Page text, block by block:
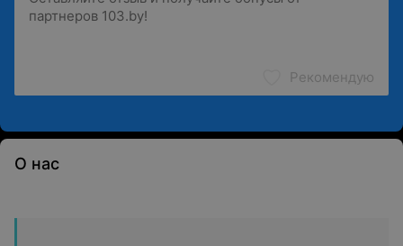
Рекомендую
О нас